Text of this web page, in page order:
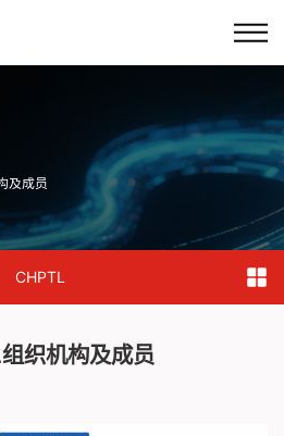
及成员
CHPTL
织机构及成员